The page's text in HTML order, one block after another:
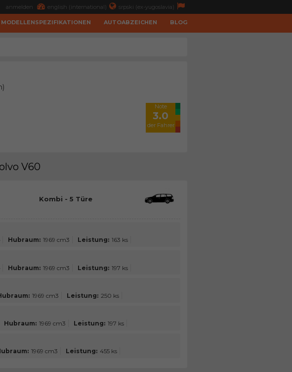
anmelden english (international) srpski (ex-yugoslavia)
MODELLENSPEZIFIKATIONEN AUTOABZEICHEN BLOG
Note
3.0
der Fahrer
V60
Kombi - 5 Türe
Hubraum: 1969 cm3 Leistung: 163 ks
Hubraum: 1969 cm3 Leistung: 197 ks
1969 cm3 Leistung: 250 ks
Hubraum: 1969 cm3 Leistung: 197 ks
1969 cm3 Leistung: 455 ks